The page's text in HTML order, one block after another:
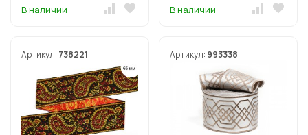
В наличии В наличии
Артикул: 738221 Артикул: 993338